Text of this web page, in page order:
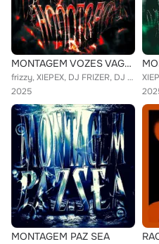
MONTAGEM VOZES VAGABUNDA HOODTRAP
frizzy, XIEPEX, DJ FRIZER, DJ XPX DA ZL
2025
MONTAGEM PAZ SEA